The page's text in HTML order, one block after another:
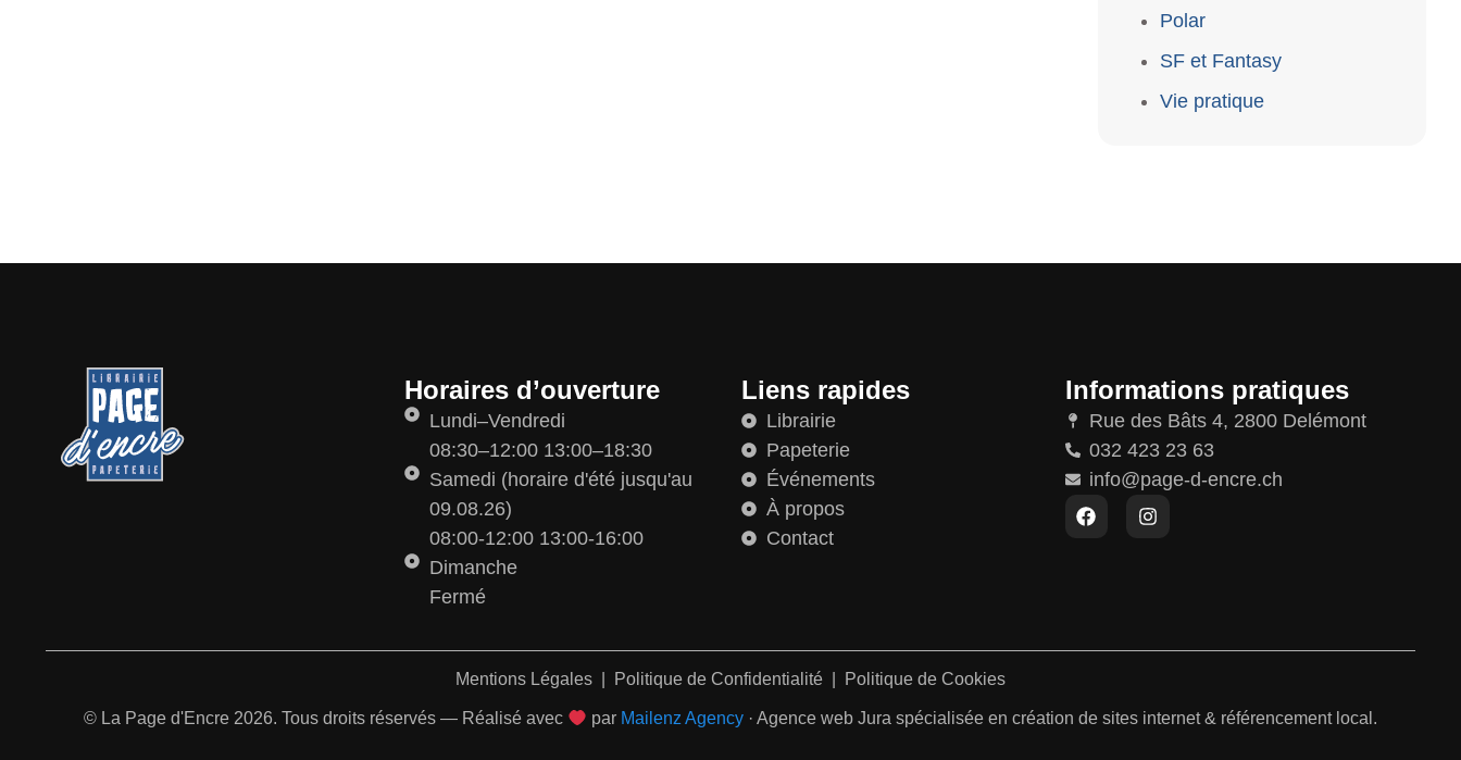
Polar
SF et Fantasy
Vie pratique
Horaires d’ouverture
Lundi–Vendredi
08:30–12:00 13:00–18:30
Samedi (horaire d'été jusqu'au
09.08.26)
08:00-12:00 13:00-16:00
Dimanche
Fermé
Liens rapides
Librairie
Papeterie
Événements
À propos
Contact
Informations pratiques
Rue des Bâts 4, 2800 Delémont
032 423 23 63
info@page-d-encre.ch
Mentions Légales Politique de Confidentialité Politique de Cookies
© La Page d'Encre 2026. Tous droits réservés — Réalisé avec par Mailenz Agency · Agence web Jura spécialisée en création de sites internet & référencement local.